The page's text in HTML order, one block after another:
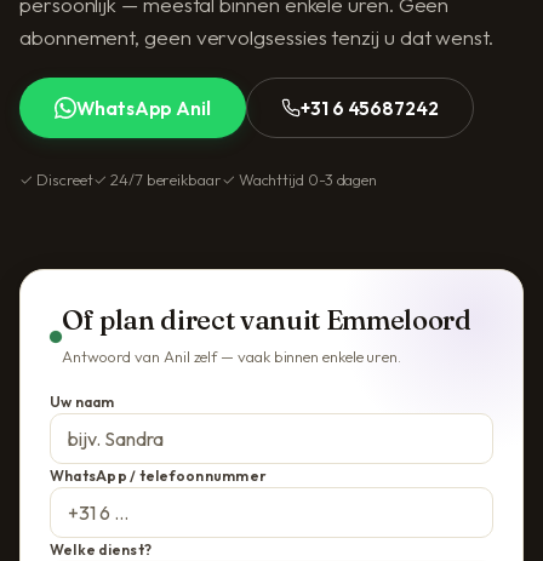
abonnement, geen vervolgsessies tenzij u dat wenst.
WhatsApp Anil +31 6 45687242
✓ Discreet✓ 24/7 bereikbaar✓ Wachttijd 0-3 dagen
Of plan direct vanuit Emmeloord
Antwoord van Anil zelf — vaak binnen enkele uren.
Uw naam
WhatsApp / telefoonnummer
Welke dienst?